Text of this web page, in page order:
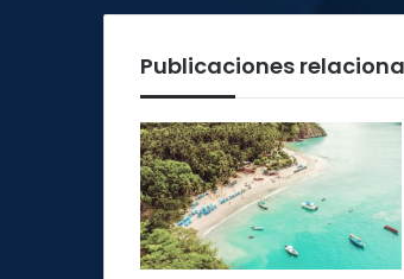
Publicaciones